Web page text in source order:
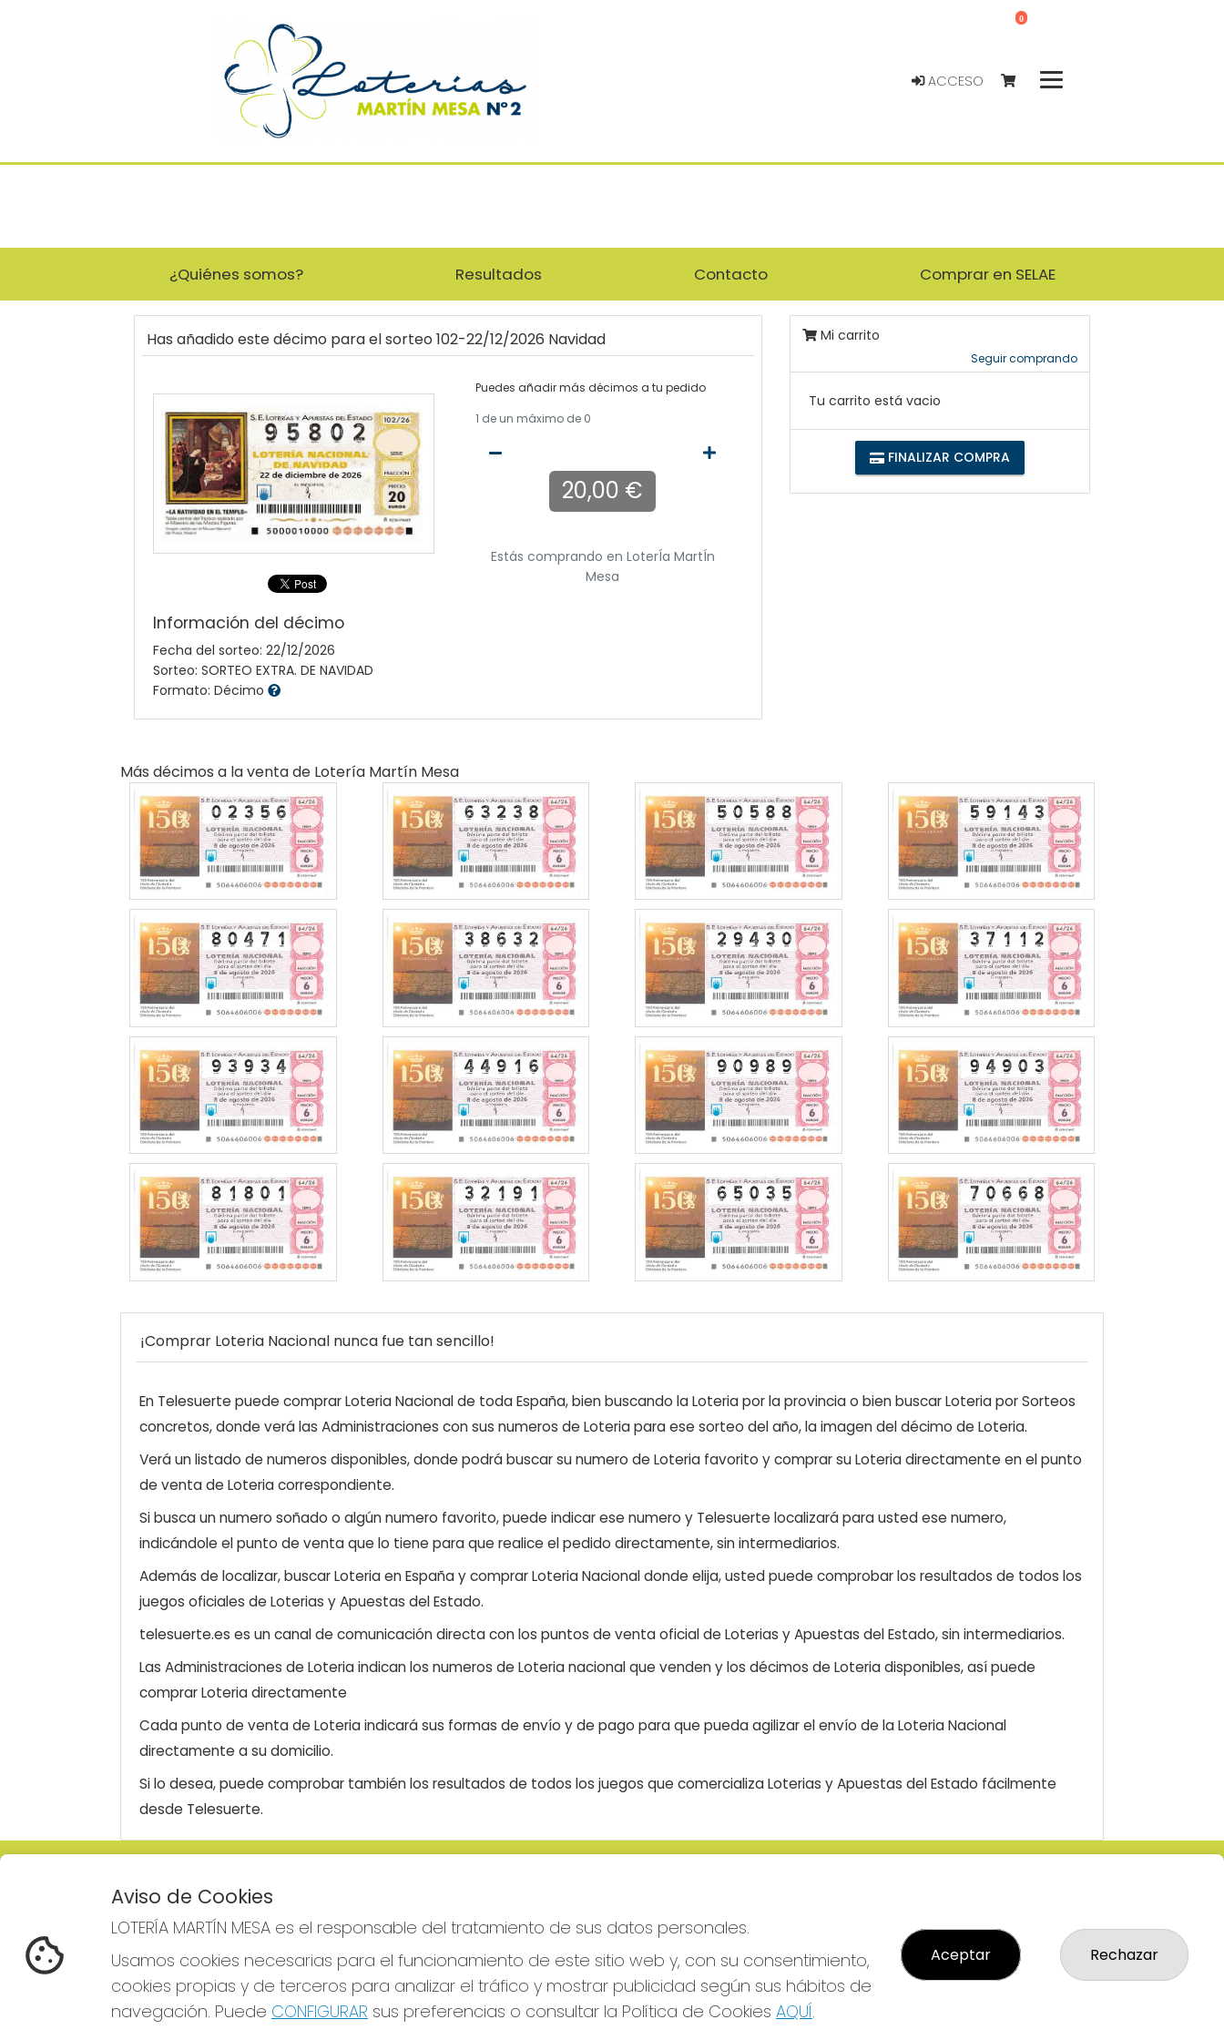
ACCESO
0
¿Quiénes somos? Resultados Contacto Comprar en SELAE
Has añadido este décimo para el sorteo 102-22/12/2026 Navidad
Información del décimo
Fecha del sorteo: 22/12/2026
Sorteo: SORTEO EXTRA. DE NAVIDAD
Formato: Décimo
Puedes añadir más décimos a tu pedido
1 de un máximo de 0
20,00 €
Estás comprando en LoterÍa MartÍn
Mesa
Mi carrito
Seguir comprando
Tu carrito está vacio
FINALIZAR COMPRA
Más décimos a la venta de Lotería Martín Mesa
¡Comprar Loteria Nacional nunca fue tan sencillo!
En Telesuerte puede comprar Loteria Nacional de toda España, bien buscando la Loteria por la provincia o bien buscar Loteria por Sorteos
concretos, donde verá las Administraciones con sus numeros de Loteria para ese sorteo del año, la imagen del décimo de Loteria.
Verá un listado de numeros disponibles, donde podrá buscar su numero de Loteria favorito y comprar su Loteria directamente en el punto
de venta de Loteria correspondiente.
Si busca un numero soñado o algún numero favorito, puede indicar ese numero y Telesuerte localizará para usted ese numero,
indicándole el punto de venta que lo tiene para que realice el pedido directamente, sin intermediarios.
Además de localizar, buscar Loteria en España y comprar Loteria Nacional donde elija, usted puede comprobar los resultados de todos los
juegos oficiales de Loterias y Apuestas del Estado.
telesuerte.es es un canal de comunicación directa con los puntos de venta oficial de Loterias y Apuestas del Estado, sin intermediarios.
Las Administraciones de Loteria indican los numeros de Loteria nacional que venden y los décimos de Loteria disponibles, así puede
comprar Loteria directamente
Cada punto de venta de Loteria indicará sus formas de envío y de pago para que pueda agilizar el envío de la Loteria Nacional
directamente a su domicilio.
Si lo desea, puede comprobar también los resultados de todos los juegos que comercializa Loterias y Apuestas del Estado fácilmente
desde Telesuerte.
LOTERÍA MARTÍN MESA
¿Quiénes somos?
Comprar lotería
Resultados
Empresas
Comprar en SELAE
Boletos digitales
ADMINISTRACION DE LOTERIAS: 2-
CIUDAD RODRIGO - RECEPTOR
923482019
web@admon2martinmesa.es
CARDENAL TAVERA, 5
Política de Privacidad
Política de Cookies
Condiciones de Compra
Aviso de Cookies
LOTERÍA MARTÍN MESA es el responsable del tratamiento de sus datos personales.
Usamos cookies necesarias para el funcionamiento de este sitio web y, con su consentimiento,
cookies propias y de terceros para analizar el tráfico y mostrar publicidad según sus hábitos de
navegación. Puede CONFIGURAR sus preferencias o consultar la Política de Cookies AQUÍ.
Aceptar Rechazar